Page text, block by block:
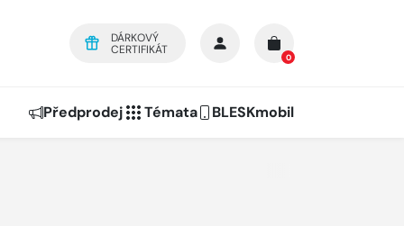
DÁRKOVÝ
CERTIFIKÁT
0
Předprodej Témata BLESKmobil